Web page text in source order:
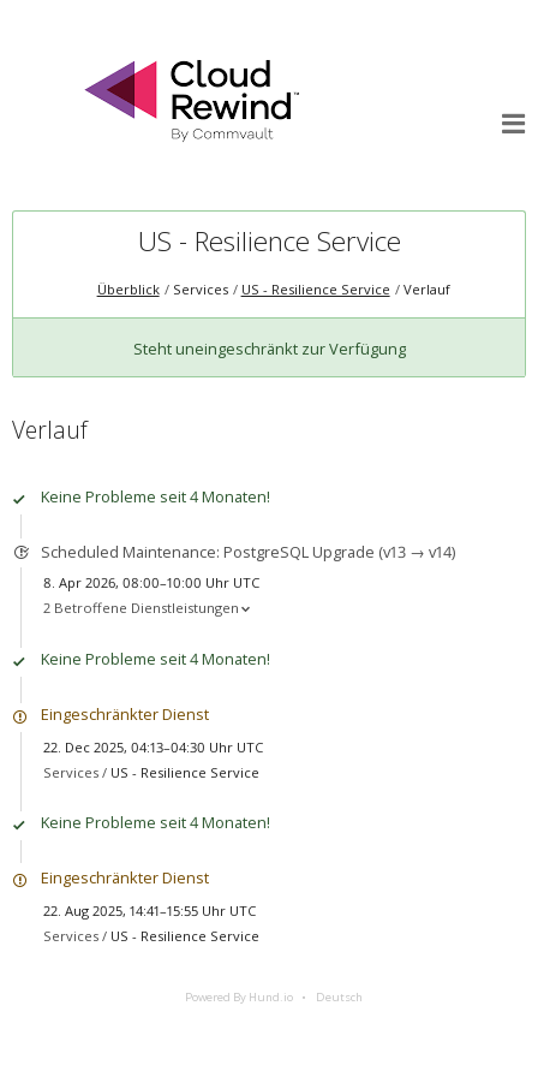
US - Resilience Service
Überblick Services US - Resilience Service Verlauf
Steht uneingeschränkt zur Verfügung
Verlauf
Keine Probleme seit 4 Monaten!
Scheduled Maintenance: PostgreSQL Upgrade (v13 → v14)
8. Apr 2026, 08:00–10:00 Uhr UTC
2 Betroffene Dienstleistungen
Keine Probleme seit 4 Monaten!
Eingeschränkter Dienst
22. Dec 2025, 04:13–04:30 Uhr UTC
Services / US - Resilience Service
Keine Probleme seit 4 Monaten!
Eingeschränkter Dienst
22. Aug 2025, 14:41–15:55 Uhr UTC
Services / US - Resilience Service
Powered By Hund.io Deutsch